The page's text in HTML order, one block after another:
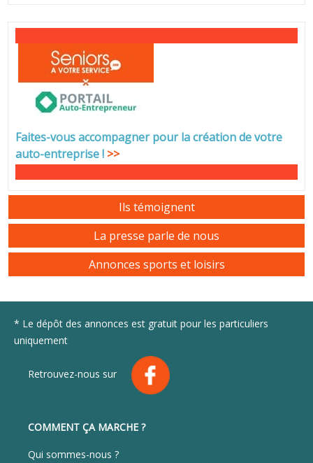
Faites-vous accompagner pour la création de votre
auto-entreprise! >>
Ils témoignent
La presse parle de nous
Annonces sports et loisirs
* Le dépôt des annonces est gratuit pour les particuliers
uniquement
Retrouvez-nous sur
COMMENT ÇA MARCHE ?
Qui sommes-nous ?